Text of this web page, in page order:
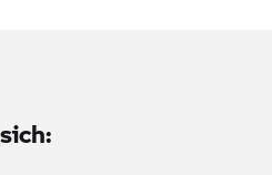
schützen, vor allem